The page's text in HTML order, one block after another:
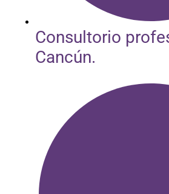
Consultorio
Cancún.